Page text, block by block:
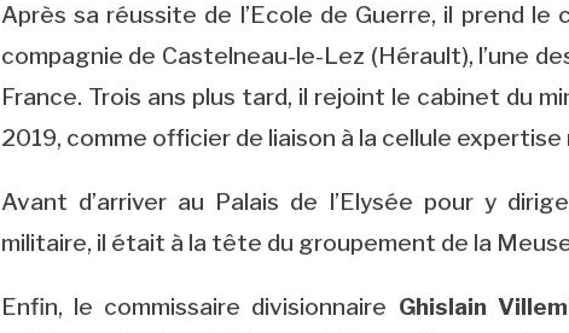
Après sa réussite de l’Ecole de Guerre, il prend le
compagnie de Castelneau-le-Lez (Hérault), l’une
France. Trois ans plus tard, il rejoint le cabinet du
2019, comme officier de liaison à la cellule expertise
Avant d’arriver au Palais de l’Elysée pour y
militaire, il était à la tête du groupement de la
Enfin, le commissaire divisionnaire Ghislain